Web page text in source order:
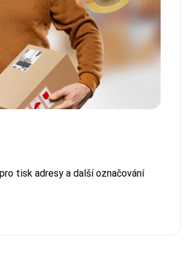
tisk adresy a další označování